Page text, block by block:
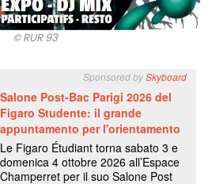
© RUR 93